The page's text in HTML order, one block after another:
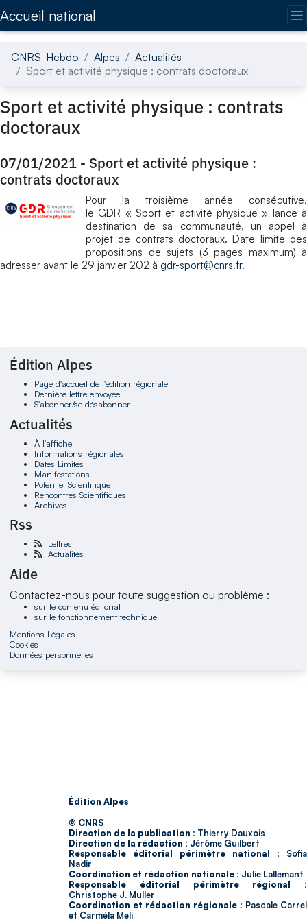
Accueil national
CNRS-Hebdo Alpes
Actualités
Sport et activité physique : contrats doctoraux
Sport et activité physique : contrats
doctoraux
07/01/2021 - Sport et activité physique :
contrats doctoraux
Pour la troisième année consécutive,
le GDR « Sport et activité physique » lance à
destination de sa communauté, un appel à
projet de contrats doctoraux. Date limite des
propositions de sujets (3 pages maximum) à
adresser avant le 29 janvier 202 à gdr-sport@cnrs.fr.
Édition Alpes
Page d'accueil de l'édition régionale
Dernière lettre envoyée
S'abonner/se désabonner
Actualités
À l'affiche
Informations régionales
Dates Limites
Manifestations
Potentiel Scientifique
Rencontres Scientifiques
Archives
Rss
Lettres
Actualités
Aide
Contactez-nous pour toute suggestion ou problème :
sur le contenu éditorial
sur le fonctionnement technique
Mentions Légales
Cookies
Données personnelles
Édition Alpes
© CNRS
Direction de la publication : Thierry Dauxois
Direction de la rédaction : Jérôme Guilbert
Responsable éditorial périmètre national : Sofia
Nadir
Coordination et rédaction nationale : Julie Lallemant
Responsable éditorial périmètre régional :
Christophe J. Muller
Coordination et rédaction régionale : Pascale Carrel
et Carméla Meli